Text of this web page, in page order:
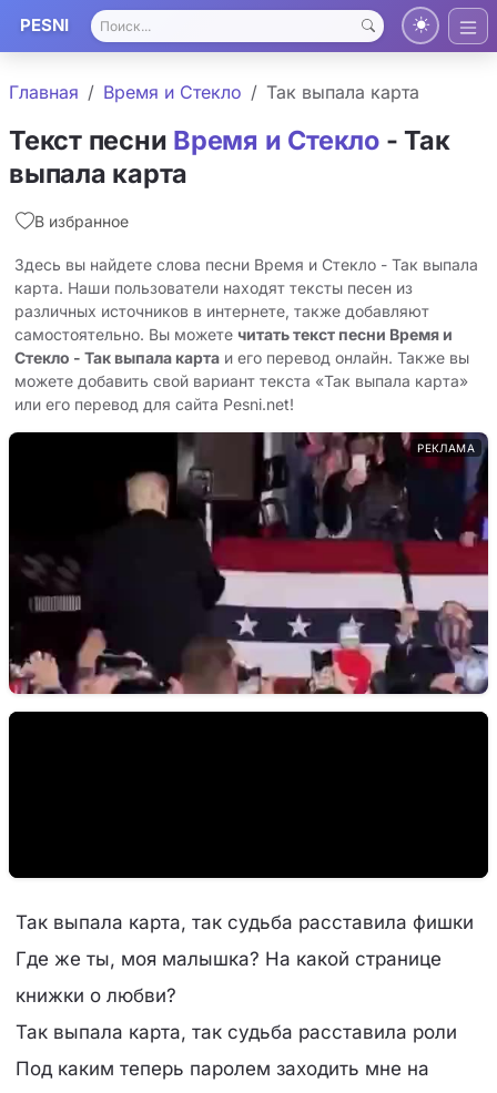
PESNI
Главная Время и Стекло Так выпала карта
Текст песни Время и Стекло- Так
выпала карта
В избранное
Здесь вы найдете слова песни Время и Стекло - Так выпала
карта. Наши пользователи находят тексты песен из
различных источников в интернете, также добавляют
самостоятельно. Вы можете читать текст песни Время и
Стекло - Так выпала карта и его перевод онлайн. Также вы
можете добавить свой вариант текста «Так выпала карта»
или его перевод для сайта Pesni.net!
РЕКЛАМА
Так выпала карта, так судьба расставила фишки
Где же ты, моя малышка? На какой странице
книжки о любви?
Так выпала карта, так судьба расставила роли
Под каким теперь паролем заходить мне на